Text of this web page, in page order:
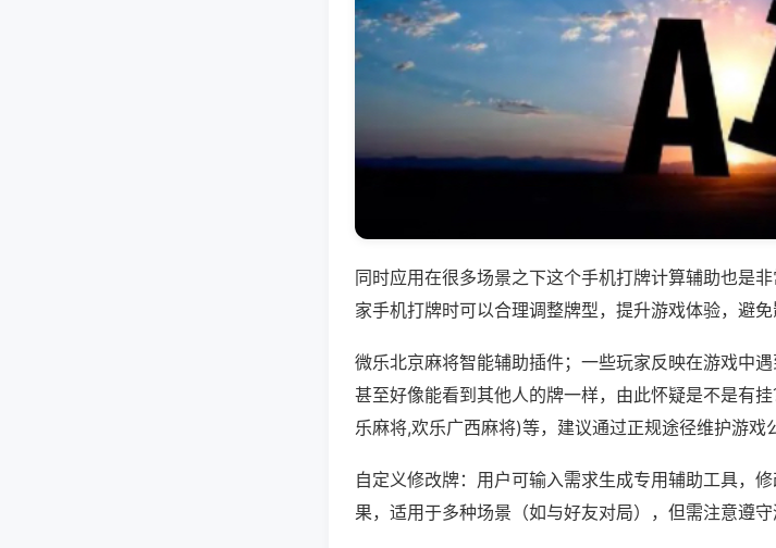
同时应用在很多场景之下这个手机打牌计算辅助也是
家手机打牌时可以合理调整牌型，提升游戏体验，避免
微乐北京麻将智能辅助插件；一些玩家反映在游戏中
甚至好像能看到其他人的牌一样，由此怀疑是不是有
乐麻将,欢乐广西麻将)等，建议通过正规途径维护游戏
自定义修改牌：用户可输入需求生成专用辅助工具，
果，适用于多种场景（如与好友对局），但需注意遵守